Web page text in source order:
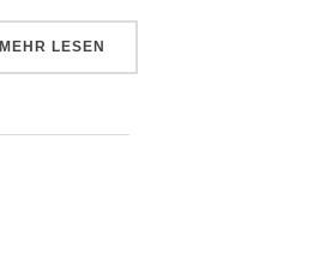
MEHR ÜBER „WEIN 2 | WE37“
LESEN